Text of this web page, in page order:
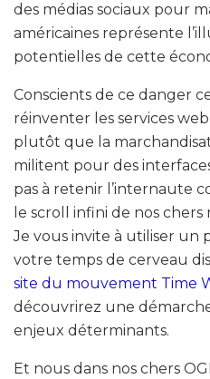
des médias sociaux pour
américaines représente
potentielles de cette
Conscients de ce danger
réinventer les services
plutôt que la
militent pour des
pas à retenir l’internaute
le scroll infini de nos chers
Je vous invite à utiliser un
votre temps de cerveau
site du mouvement Time
découvrirez une
enjeux déterminants.
Et nous dans nos chers